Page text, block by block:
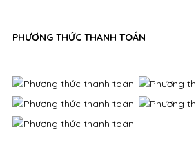
PHƯƠNG THỨC THANH TOÁN